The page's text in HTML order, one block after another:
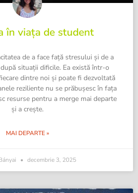
în viața de student
de a face față stresului și de a
situații dificile. Ea există într-o
dintre noi și poate fi dezvoltată
reziliente nu se prăbușesc în fața
resurse pentru a merge mai departe
și a crește.
MAI DEPARTE »
decembrie 3, 2025